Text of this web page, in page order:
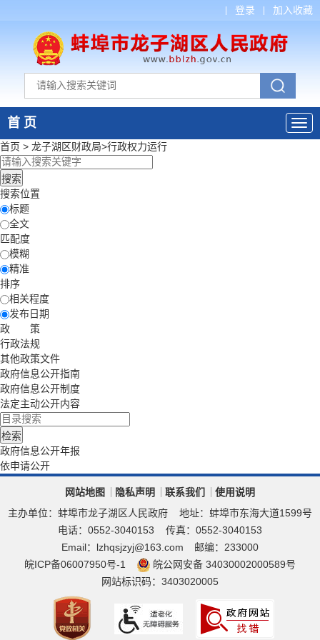
登录 加入收藏
首 页
首页 > 龙子湖区财政局>行政权力运行
搜索位置
标题
全文
匹配度
模糊
精准
排序
相关程度
发布日期
政 策
行政法规
其他政策文件
政府信息公开指南
政府信息公开制度
法定主动公开内容
政府信息公开年报
依申请公开
网站地图 隐私声明 联系我们
使用说明
主办单位：蚌埠市龙子湖区人民政府
地址：蚌埠市东海大道1599号
电话：0552-3040153
传真：0552-3040153
Email：lzhqsjzyj@163.com
邮编：233000
皖ICP备06007950号-1
皖公网安备 34030002000589号
网站标识码：3403020005